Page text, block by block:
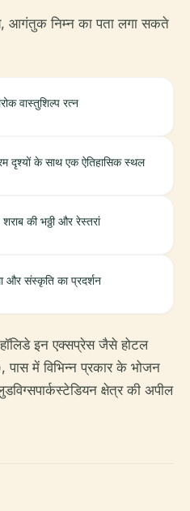
आगंतुक निम्न का पता लगा सकते
वास्तुशिल्प रत्न
दृश्यों के साथ एक ऐतिहासिक स्थल
की भठ्ठी और रेस्तरां
और संस्कृति का प्रदर्शन
इन एक्सप्रेस जैसे होटल
पास में विभिन्न प्रकार के भोजन
क्षेत्र की अपील